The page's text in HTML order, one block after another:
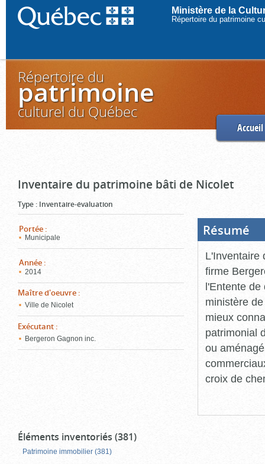
Ministère de la
Répertoire du patrimoine
Répertoire du
patrimoine
culturel du Québec
Accueil
Inventaire du patrimoine bâti de Nicolet
Type : Inventaire-évaluation
Portée :
Municipale
Année :
2014
Maître d'oeuvre :
Ville de Nicolet
Exécutant :
Bergeron Gagnon inc.
Résumé
L'Inventaire
firme
l'Entente de
ministère
mieux
patrimonial
ou
croix de
Éléments inventoriés (381)
Patrimoine immobilier (381)